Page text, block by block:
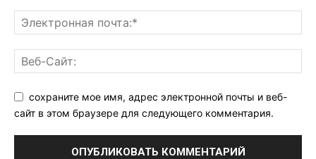
сохраните мое имя, адрес электронной почты и веб-
сайт в этом браузере для следующего комментария.